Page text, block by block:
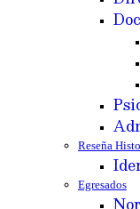
Reseña
Egresados